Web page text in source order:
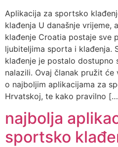
Aplikacija za sportsko
klađenja U današnje vrijeme,
klađenje Croatia postaje sve
ljubiteljima sporta i klađenja.
klađenje je postalo dostupno
nalazili. Ovaj članak pružit
o najboljim aplikacijama za
Hrvatskoj, te kako pravilno
najbolja
sportsko